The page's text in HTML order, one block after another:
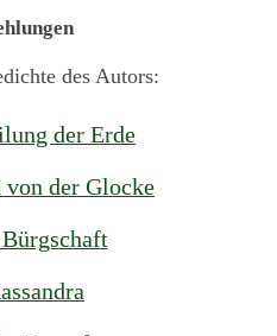
des Autors:
der Erde
von der Glocke